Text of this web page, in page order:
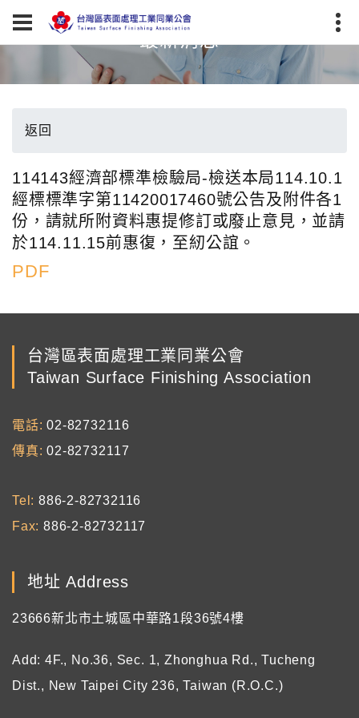
最新消息
返回
114143經濟部標準檢驗局-檢送本局114.10.1
經標標準字第11420017460號公告及附件各1
份，請就所附資料惠提修訂或廢止意見，並請
於114.11.15前惠復，至紉公誼。
PDF
台灣區表面處理工業同業公會
Taiwan Surface Finishing Association
電話
02-82732116
傳真
02-82732117
Tel
886-2-82732116
Fax 886-2-82732117
地址 Address
23666新北市土城區中華路1段36號4樓
Add: 4F., No.36, Sec. 1, Zhonghua Rd., Tucheng
Dist., New Taipei City 236, Taiwan (R.O.C.)